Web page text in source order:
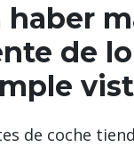
haber
de
de coche